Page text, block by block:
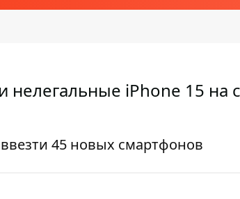
нелегальные iPhone 15 на
45 новых смартфонов